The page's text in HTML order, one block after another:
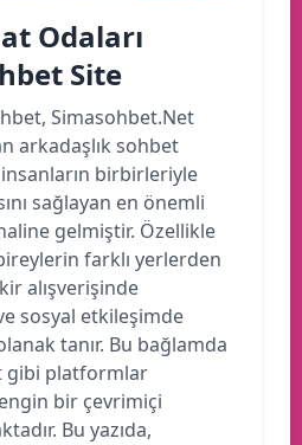
Odaları
Site
Simasohbet.Net
arkadaşlık sohbet
birbirleriyle
sağlayan en önemli
gelmiştir. Özellikle
farklı yerlerden
alışverişinde
sosyal etkileşimde
tanır. Bu bağlamda
gibi platformlar
bir çevrimiçi
Bu yazıda,